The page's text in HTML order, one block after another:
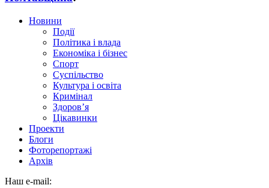
Новини
Події
Політика і влада
Економіка і бізнес
Спорт
Суспільство
Культура і освіта
Кримінал
Здоров’я
Цікавинки
Проекти
Блоги
Фоторепортажі
Архів
Наш e-mail: